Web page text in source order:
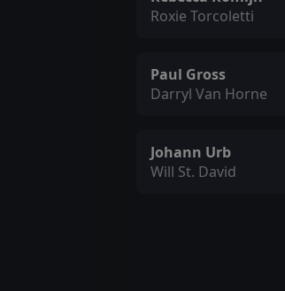
Roxie Torcoletti
Paul Gross
Darryl Van Horne
Johann Urb
Will St. David